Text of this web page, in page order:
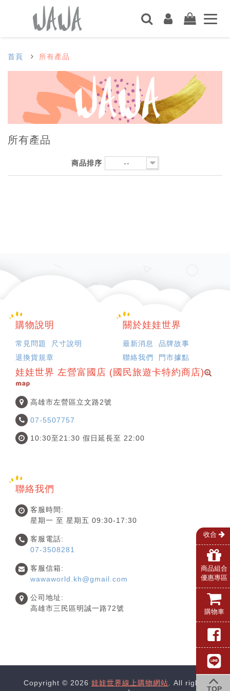
首頁 所有產品
所有產品
商品排序 --
購物說明
常見問題
尺寸說明
退換貨規章
關於娃娃世界
最新消息
品牌故事
聯絡我們
門市據點
娃娃世界 左營富國店 (國民旅遊卡特約商店)
map
高雄市左營區立文路2號
07-5507757
10:30至21:30 假日延長至 22:00
聯絡我們
客服時間:
星期一 至 星期五 09:30-17:30
客服電話:
07-3508281
客服信箱:
wawaworld.kh@gmail.com
公司地址:
高雄市三民區明誠一路72號
Copyright © 2026 娃娃世界線上購物網站. All rights
收合
商品組合
優惠專區
購物車
TOP